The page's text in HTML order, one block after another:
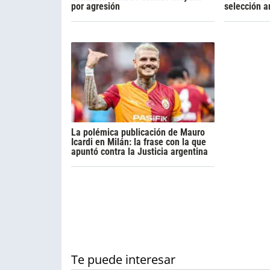
por agresión
selección
La polémica publicación de Mauro
Icardi en Milán: la frase con la que
apuntó contra la Justicia argentina